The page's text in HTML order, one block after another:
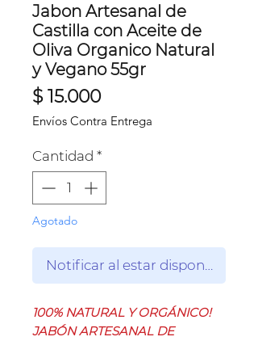
Jabon Artesanal de
Castilla con Aceite de
Oliva Organico Natural
y Vegano 55gr
$ 15.000Precio
Envíos Contra Entrega
Cantidad *
Agotado
Notificar al estar disponible
100% NATURAL Y ORGÁNICO!
JABÓN ARTESANAL DE